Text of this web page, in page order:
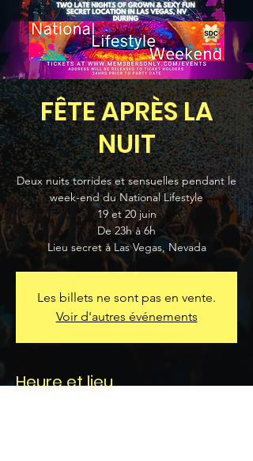
FÊTE APRÈS LA
NUIT
Deux nuits torrides et sensuelles pendant le
week-end du National Lifestyle
19 et 20 juin
De 23h à 6h
Lieu secret à Las Vegas, Nevada
Les billets ne sont pas en vente.
Voir d'autres événements
Heure et lieu